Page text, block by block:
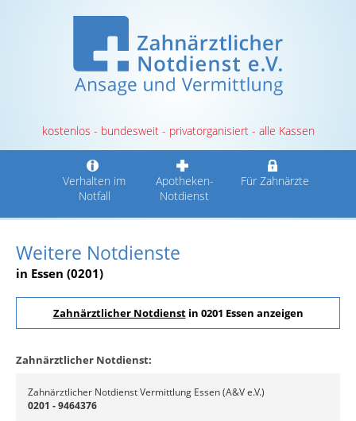
kostenlos - bundesweit - privatorganisiert - alle Kassen
Verhalten im
Notfall
Apotheken-
Notdienst
Für Zahnärzte
Weitere Notdienste
in Essen (0201)
Zahnärztlicher Notdienstin 0201 Essen anzeigen
Zahnärztlicher Notdienst:
Zahnärztlicher Notdienst Vermittlung Essen (A&V e.V.)
0201 -9464376